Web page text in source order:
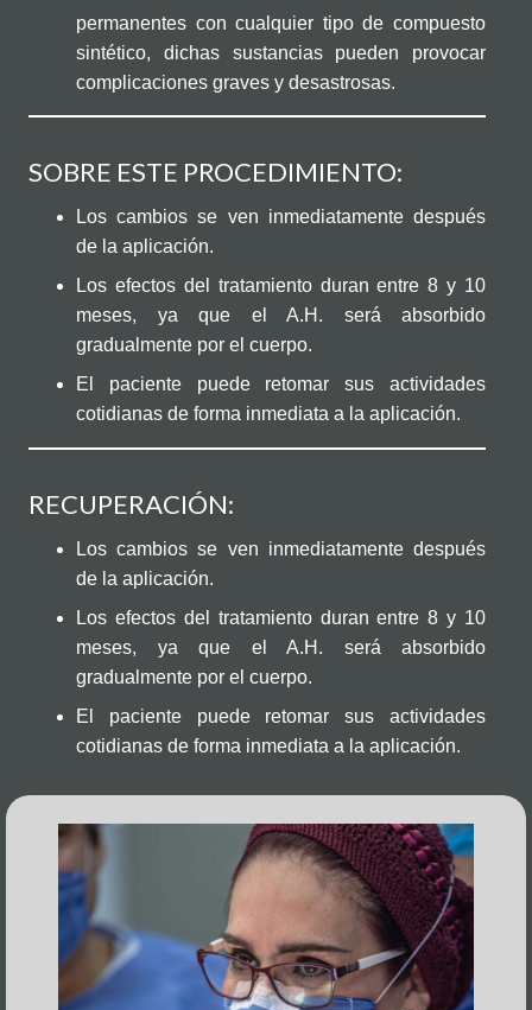
permanentes con cualquier tipo de compuesto
sintético, dichas sustancias pueden provocar
complicaciones graves y desastrosas.
SOBRE ESTE PROCEDIMIENTO:
Los cambios se ven inmediatamente después
de la aplicación.
Los efectos del tratamiento duran entre 8 y 10
meses, ya que el A.H. será absorbido
gradualmente por el cuerpo.
El paciente puede retomar sus actividades
cotidianas de forma inmediata a la aplicación.
RECUPERACIÓN:
Los cambios se ven inmediatamente después
de la aplicación.
Los efectos del tratamiento duran entre 8 y 10
meses, ya que el A.H. será absorbido
gradualmente por el cuerpo.
El paciente puede retomar sus actividades
cotidianas de forma inmediata a la aplicación.